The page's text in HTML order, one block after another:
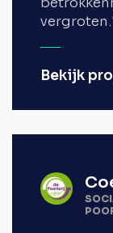
Bekijk